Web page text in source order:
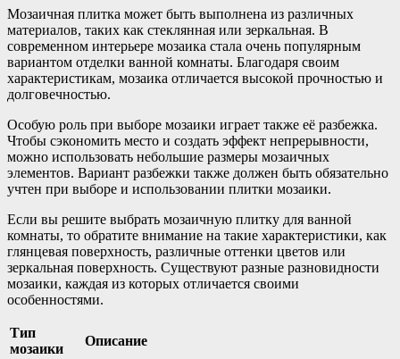
Мозаичная плитка может быть выполнена из различных
материалов, таких как стеклянная или зеркальная. В
современном интерьере мозаика стала очень популярным
вариантом отделки ванной комнаты. Благодаря своим
характеристикам, мозаика отличается высокой прочностью и
долговечностью.
Особую роль при выборе мозаики играет также её разбежка.
Чтобы сэкономить место и создать эффект непрерывности,
можно использовать небольшие размеры мозаичных
элементов. Вариант разбежки также должен быть обязательно
учтен при выборе и использовании плитки мозаики.
Если вы решите выбрать мозаичную плитку для ванной
комнаты, то обратите внимание на такие характеристики, как
глянцевая поверхность, различные оттенки цветов или
зеркальная поверхность. Существуют разные разновидности
мозаики, каждая из которых отличается своими
особенностями.
Тип
мозаики
Описание